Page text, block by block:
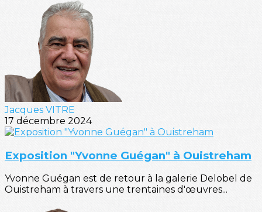
Jacques VITRE
17 décembre 2024
Exposition "Yvonne Guégan" à Ouistreham
Yvonne Guégan est de retour à la galerie Delobel de
Ouistreham à travers une trentaines d'œuvres...